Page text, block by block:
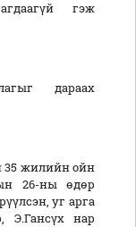
гэж
дараах
35 жилийн ойн
26-ны өдөр
уг арга
Э.Гансүх нар